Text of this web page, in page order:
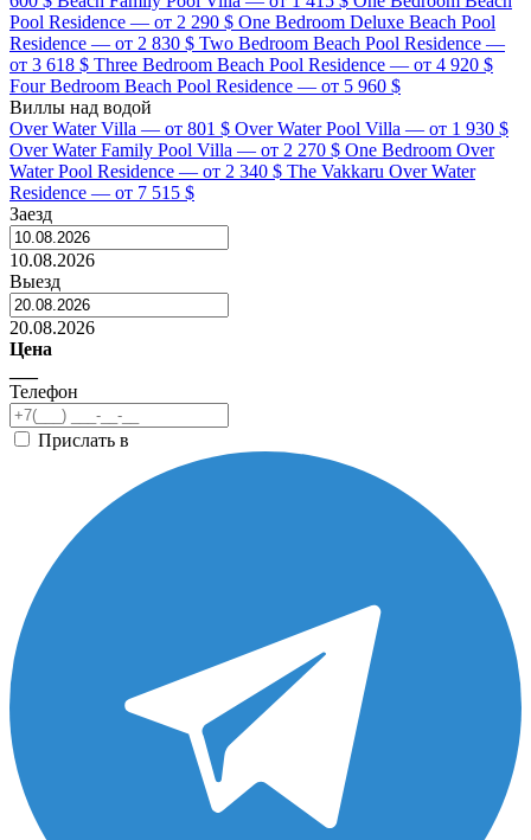
Pool Residence — от 2 290 $ One Bedroom Deluxe Beach Pool
Residence — от 2 830 $ Two Bedroom Beach Pool Residence —
от 3 618 $ Three Bedroom Beach Pool Residence — от 4 920 $
Four Bedroom Beach Pool Residence — от 5 960 $
Виллы над водой
Over Water Villa — от 801 $ Over Water Pool Villa — от 1 930 $
Over Water Family Pool Villa — от 2 270 $ One Bedroom Over
Water Pool Residence — от 2 340 $ The Vakkaru Over Water
Residence — от 7 515 $
Заезд
10.08.2026
Выезд
20.08.2026
Цена
Телефон
Прислать в